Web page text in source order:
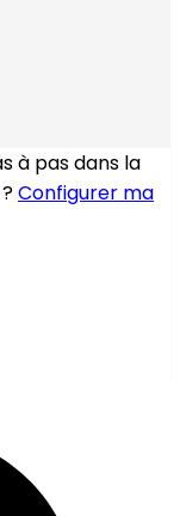
à pas dans la
Configurer ma